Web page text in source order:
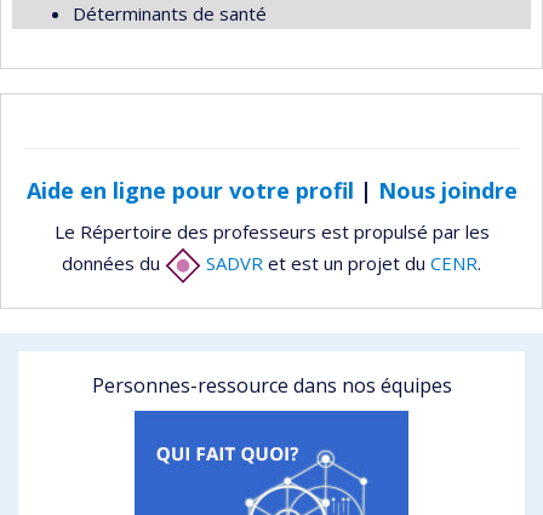
Déterminants de santé
Aide en ligne pour votre profil | Nous joindre
Le Répertoire des professeurs est propulsé par les
données du
SADVR et est un projet du CENR.
Personnes-ressource dans nos équipes